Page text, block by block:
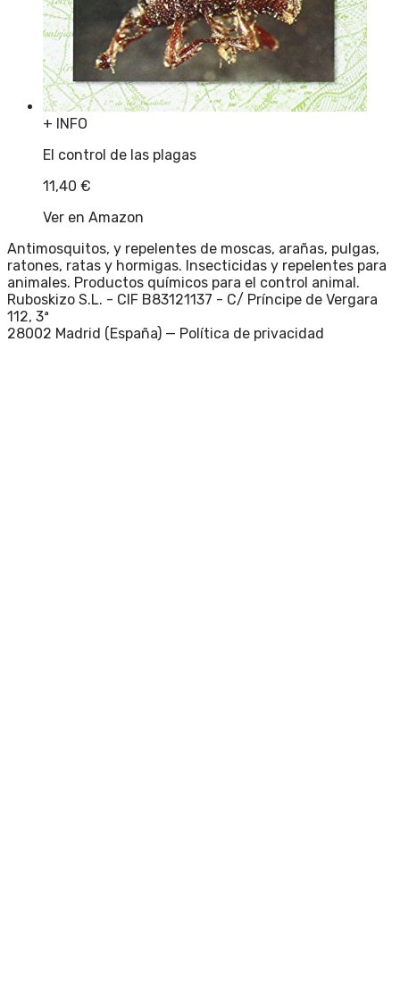
+ INFO
El control de las plagas
11,40 €
Ver en Amazon
Antimosquitos, y repelentes de moscas, arañas, pulgas,
ratones, ratas y hormigas. Insecticidas y repelentes para
animales. Productos químicos para el control animal.
Ruboskizo S.L. - CIF B83121137 - C/ Príncipe de Vergara
112, 3ª
28002 Madrid (España) — Política de privacidad